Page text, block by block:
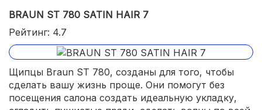
BRAUN ST 780 SATIN HAIR 7
Рейтинг: 4.7
Щипцы Braun ST 780, созданы для того, чтобы
сделать вашу жизнь проще. Они помогут без
посещения салона создать идеальную укладку,